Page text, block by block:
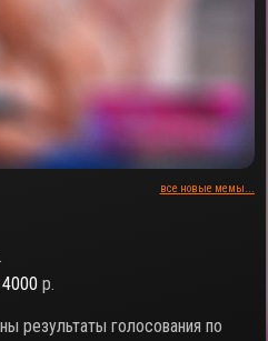
все новые мемы...
4000 р.
результаты голосования по